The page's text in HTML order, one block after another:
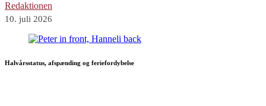
Redaktionen
10. juli 2026
Halvårsstatus, afspænding og feriefordybelse